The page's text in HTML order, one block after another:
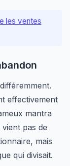
les ventes
effectivement
mantra
pas de
mais
qui divisait.